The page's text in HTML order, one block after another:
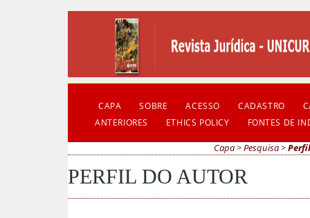
CAPA SOBRE ACESSO CADASTRO
ANTERIORES
ETHICS POLICY FONTES DE
Capa>Pesquisa>
PERFIL DO AUTOR